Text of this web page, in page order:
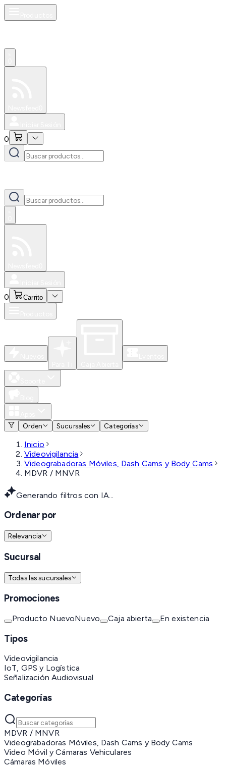
0
0 Carrito
Orden
Sucursales Categorías
Inicio
Videovigilancia
Videograbadoras Móviles, Dash Cams y Body Cams
MDVR / MNVR
Generando filtros con IA...
Ordenar por
Relevancia
Sucursal
Todas las sucursales
Promociones
Producto NuevoNuevo Caja abierta En existencia
Tipos
Videovigilancia
IoT, GPS y Logística
Señalización Audiovisual
Categorías
MDVR / MNVR
Videograbadoras Móviles, Dash Cams y Body Cams
Video Móvil y Cámaras Vehiculares
Cámaras Móviles